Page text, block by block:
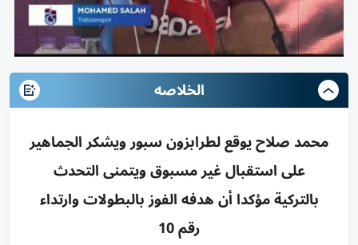
الخلاصه
محمد صلاح يوقع لطرابزون سبور ويشكر الجماهير
على استقبال غير مسبوق ويتمنى التحدث
بالتركية مؤكدا أن هدفه الفوز بالبطولات وارتداء
رقم 10